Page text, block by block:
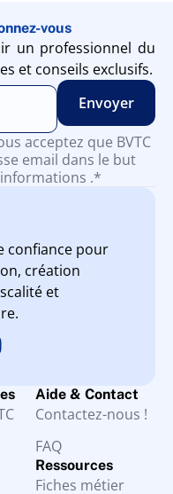
vous
un professionnel du
et conseils exclusifs.
acceptez que BVTC
email dans le but
.*
confiance pour
création
et
Aide & Contact
Contactez-nous !
FAQ
Ressources
Fiches métier